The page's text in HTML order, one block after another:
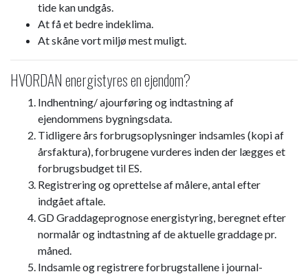
tide kan undgås.
At få et bedre indeklima.
At skåne vort miljø mest muligt.​
HVORDAN energistyres en ejendom?​​
Indhentning/ ajourføring og indtastning af
ejendommens bygningsdata.
Tidligere års forbrugsoplysninger indsamles (kopi af
årsfaktura), forbrugene vurderes inden der lægges et
forbrugsbudget til ES.
Registrering og oprettelse af målere, antal efter
indgået aftale.
GD Graddageprognose energistyring, beregnet efter
normalår og indtastning af de aktuelle graddage pr.
måned.
Indsamle og registrere forbrugstallene i journal-